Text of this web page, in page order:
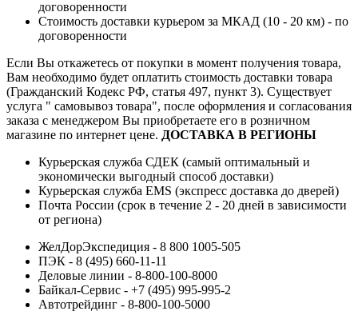
договоренности
Стоимость доставки курьером за МКАД (10 - 20 км) - по
договоренности
Если Вы откажетесь от покупки в момент получения товара,
Вам необходимо будет оплатить стоимость доставки товара
(Гражданский Кодекс РФ, статья 497, пункт 3). Существует
услуга " самовывоз товара", после оформления и согласования
заказа с менеджером Вы приобретаете его в розничном
магазине по интернет цене. ДОСТАВКА В РЕГИОНЫ
Курьерская служба СДЕК (самый оптимальный и
экономически выгодный способ доставки)
Курьерская служба EMS (экспресс доставка до дверей)
Почта России (срок в течение 2 - 20 дней в зависимости
от региона)
ЖелДорЭкспедиция - 8 800 1005-505
ПЭК - 8 (495) 660-11-11
Деловые линии - 8-800-100-8000
Байкал-Сервис - +7 (495) 995-995-2
Автотрейдинг - 8-800-100-5000